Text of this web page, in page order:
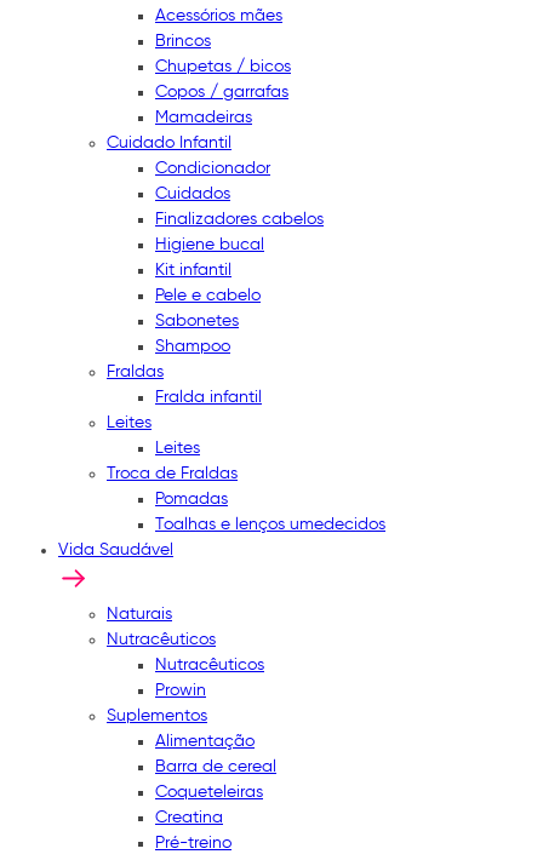
Acessórios mães
Brincos
Chupetas / bicos
Copos / garrafas
Mamadeiras
Cuidado Infantil
Condicionador
Cuidados
Finalizadores cabelos
Higiene bucal
Kit infantil
Pele e cabelo
Sabonetes
Shampoo
Fraldas
Fralda infantil
Leites
Leites
Troca de Fraldas
Pomadas
Toalhas e lenços umedecidos
Vida Saudável
Naturais
Nutracêuticos
Nutracêuticos
Prowin
Suplementos
Alimentação
Barra de cereal
Coqueteleiras
Creatina
Pré-treino